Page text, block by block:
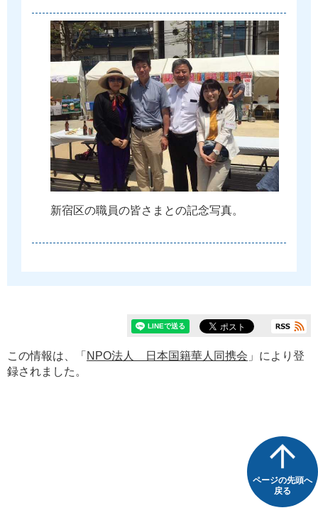
新宿区の職員の皆さ ま との記念写真。
この情報は、「 NPO法人 日本国籍華人同携会 」により登
録されました。
ページの先頭へ
戻る